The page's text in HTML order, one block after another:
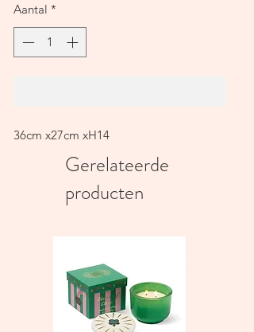
Aantal *
36cm x27cm xH14
Gerelateerde
producten